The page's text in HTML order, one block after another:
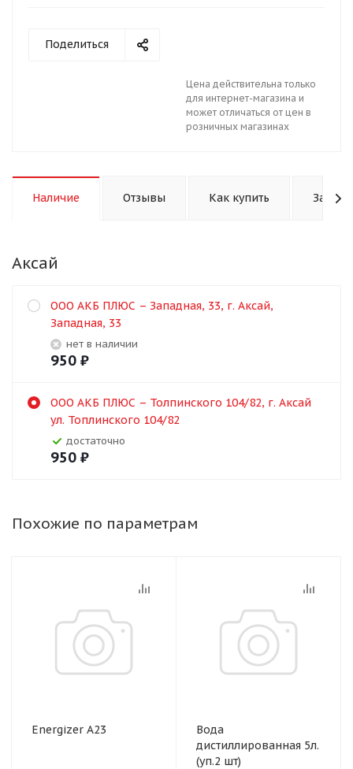
Поделиться
Цена действительна только
для интернет-магазина и
может отличаться от цен в
розничных магазинах
Наличие Отзывы Как купить
Аксай
ООО АКБ ПЛЮС – Западная, 33, г. Аксай,
Западная, 33
Нет в наличии
950 ₽
ООО АКБ ПЛЮС – Толпинского 104/82, г. Аксай
ул. Топлинского 104/82
Достаточно
950 ₽
Похожие по параметрам
Energizer A23
Вода
дистиллированная 5л.
(уп.2 шт)